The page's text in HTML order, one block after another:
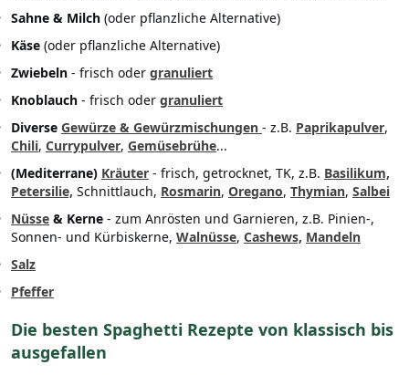
Sahne & Milch (oder pflanzliche Alternative)
Käse (oder pflanzliche Alternative)
Zwiebeln - frisch oder granuliert
Knoblauch - frisch oder granuliert
Diverse Gewürze & Gewürzmischungen - z.B. Paprikapulver,
Chili, Currypulver, Gemüsebrühe...
(Mediterrane) Kräuter - frisch, getrocknet, TK, z.B. Basilikum,
Petersilie, Schnittlauch, Rosmarin, Oregano, Thymian, Salbei
Nüsse & Kerne - zum Anrösten und Garnieren, z.B. Pinien-,
Sonnen- und Kürbiskerne, Walnüsse, Cashews, Mandeln
Salz
Pfeffer
Die besten Spaghetti Rezepte von klassisch bis
ausgefallen